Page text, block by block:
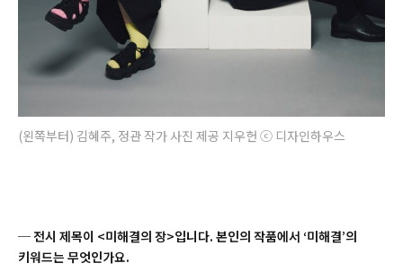
(왼쪽부터) 김혜주, 정관 작가 사진 제공 지우헌 ⓒ 디자인하우스
─전시 제목이 <미해결의 장>입니다. 본인의 작품에서 ‘미해결’의
키워드는 무엇인가요.